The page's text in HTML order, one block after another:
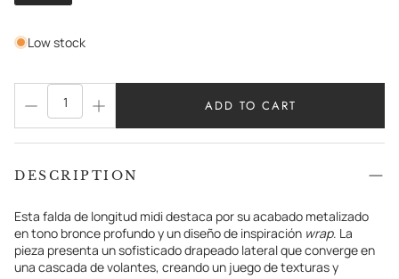
Low stock
ADD TO CART
DESCRIPTION
Esta falda de longitud midi destaca por su acabado metalizado
en tono bronce profundo y un diseño de inspiración wrap. La
pieza presenta un sofisticado drapeado lateral que converge en
una cascada de volantes, creando un juego de texturas y